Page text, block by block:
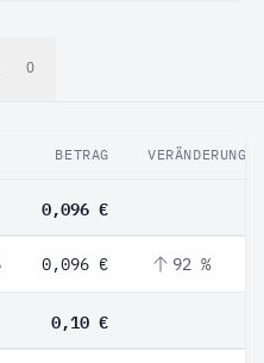
0
BETRAG VERÄNDERUNG
0,096 €
0,096 € 92 %
0,10 €